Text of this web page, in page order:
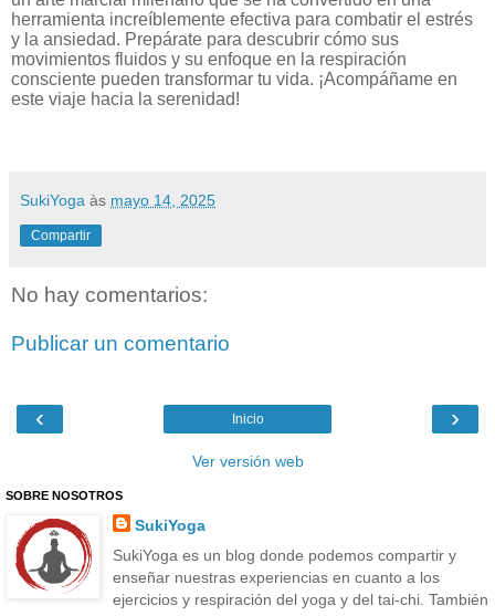
herramienta increíblemente efectiva para combatir el estrés
y la ansiedad. Prepárate para descubrir cómo sus
movimientos fluidos y su enfoque en la respiración
consciente pueden transformar tu vida. ¡Acompáñame en
este viaje hacia la serenidad!
SukiYoga às mayo 14, 2025
Compartir
No hay comentarios:
Publicar un comentario
‹ ›
Inicio
Ver versión web
SOBRE NOSOTROS
SukiYoga
SukiYoga es un blog donde podemos compartir y
enseñar nuestras experiencias en cuanto a los
ejercicios y respiración del yoga y del tai-chi. También